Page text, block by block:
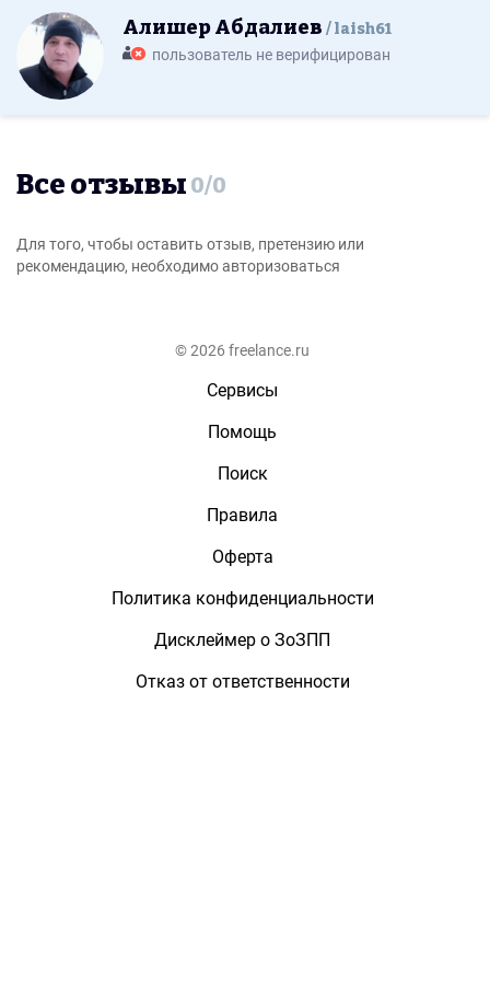
Алишер Абдалиев laish61
пользователь не верифицирован
Все отзывы 0/0
Для того, чтобы оставить отзыв, претензию или
рекомендацию, необходимо авторизоваться
© 2026 freelance.ru
Сервисы
Помощь
Поиск
Правила
Оферта
Политика конфиденциальности
Дисклеймер о ЗоЗПП
Отказ от ответственности